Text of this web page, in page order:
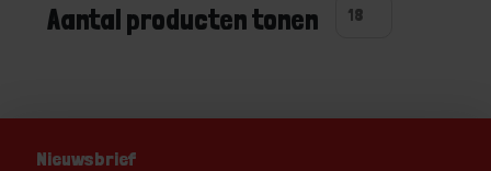
Aantal producten tonen
Nieuwsbrief